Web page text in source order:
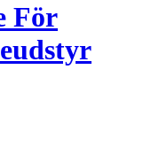
För